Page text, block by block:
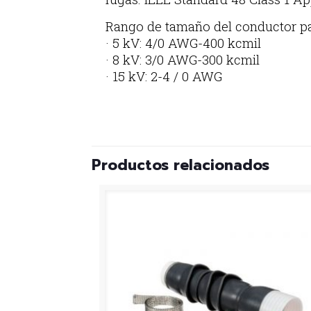
Rango de tamaño del conductor
· 5 kV: 4/0 AWG-400 kcmil
· 8 kV: 3/0 AWG-300 kcmil
· 15 kV: 2-4 / 0 AWG
Productos relacionados